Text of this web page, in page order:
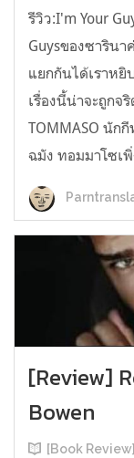
รีวิว:I'm Your
Guysของซาริน
แยกกันได้เราหยิ
เรื่องนี้น่าจะถูกจ
TOMMASO นัก
ฉมัง ทอมมาโซเ
[Review]
Bowen
[Book